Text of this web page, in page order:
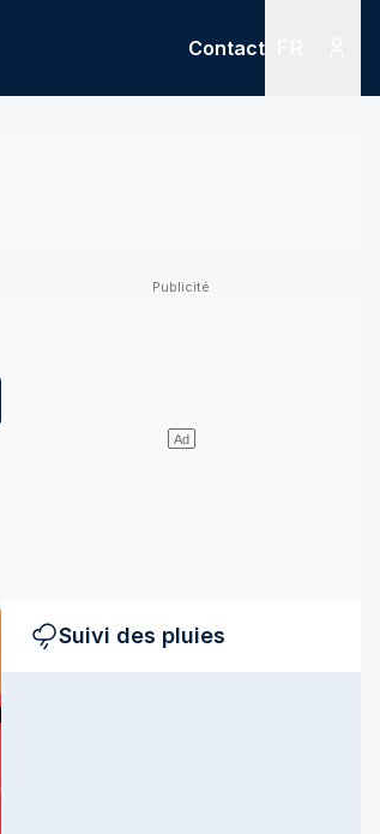
Contact
Suivi des pluies